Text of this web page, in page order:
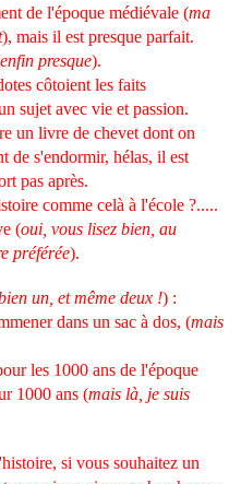
de l'époque médiévale (ma
), mais il est presque parfait.
enfin presque).
côtoient les faits
sujet avec vie et passion.
un livre de chevet dont on
de s'endormir, hélas, il est
pas après.
comme celà à l'école ?.....
(oui, vous lisez bien, au
préférée).
un, et même deux !) :
dans un sac à dos, (mais
les 1000 ans de l'époque
1000 ans (mais là, je suis
si vous souhaitez un